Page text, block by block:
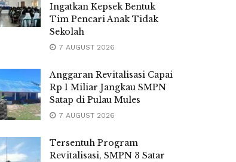
Ingatkan Kepsek Bentuk
Tim Pencari Anak Tidak
Sekolah
7 AUGUST 2026
Anggaran Revitalisasi Capai
Rp 1 Miliar Jangkau SMPN
Satap di Pulau Mules
7 AUGUST 2026
Tersentuh Program
Revitalisasi, SMPN 3 Satar